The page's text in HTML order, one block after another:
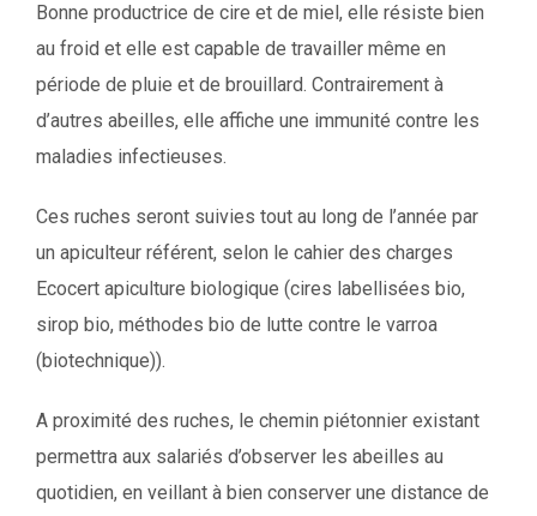
Bonne productrice de cire et de miel, elle résiste bien
au froid et elle est capable de travailler même en
période de pluie et de brouillard. Contrairement à
d’autres abeilles, elle affiche une immunité contre les
maladies infectieuses.
Ces ruches seront suivies tout au long de l’année par
un apiculteur référent, selon le cahier des charges
Ecocert apiculture biologique (cires labellisées bio,
sirop bio, méthodes bio de lutte contre le varroa
(biotechnique)).
A proximité des ruches, le chemin piétonnier existant
permettra aux salariés d’observer les abeilles au
quotidien, en veillant à bien conserver une distance de